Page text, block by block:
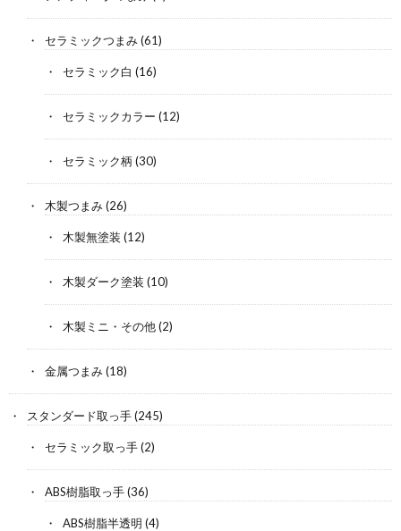
セラミックつまみ(61)
セラミック白 (16)
セラミックカラー (12)
セラミック柄 (30)
木製つまみ(26)
木製無塗装 (12)
木製ダーク塗装 (10)
木製ミニ・その他(2)
金属つまみ(18)
スタンダード取っ手(245)
セラミック取っ手(2)
ABS樹脂取っ手(36)
ABS樹脂半透明 (4)